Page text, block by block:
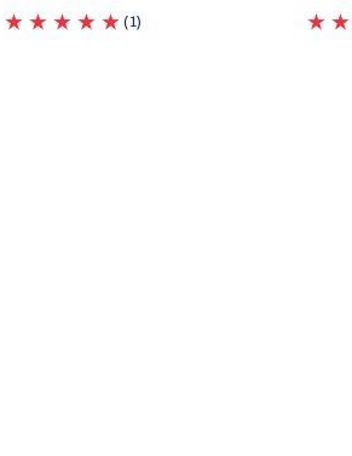
(1)